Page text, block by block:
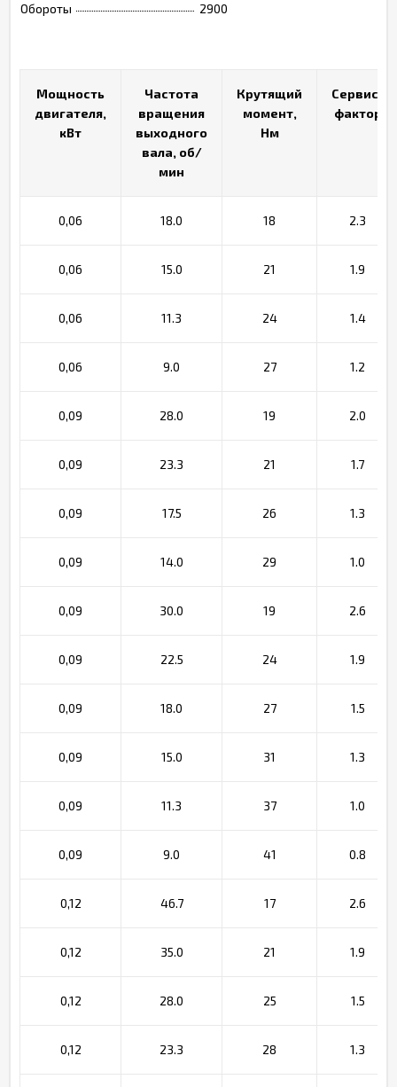
Обороты
2900
Мощность
двигателя,
кВт
Частота
вращения
выходного
вала, об/
мин
Крутящий
момент,
Нм
Сервис-
фактор
0,06 18.0 18 2.3
0,06 15.0 21 1.9
0,06 11.3 24 1.4
0,06 9.0 27 1.2
0,09 28.0 19 2.0
0,09 23.3 21 1.7
0,09 17.5 26 1.3
0,09 14.0 29 1.0
0,09 30.0 19 2.6
0,09 22.5 24 1.9
0,09 18.0 27 1.5
0,09 15.0 31 1.3
0,09 11.3 37 1.0
0,09 9.0 41 0.8
0,12 46.7 17 2.6
0,12 35.0 21 1.9
0,12 28.0 25 1.5
0,12 23.3 28 1.3
Мощность
двигателя,
кВт
Частота
вращения
выходного
вала, об/
мин
Крутящий
момент,
Нм
Сервис-
фактор